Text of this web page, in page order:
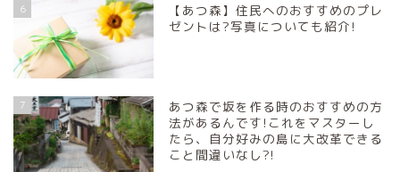
6
【あつ森】住民へのおすすめのプレ
ゼントは?写真についても紹介!
7
あつ森で坂を作る時のおすすめの方
法があるんです!これをマスターし
たら、自分好みの島に大改革できる
こと間違いなし?!